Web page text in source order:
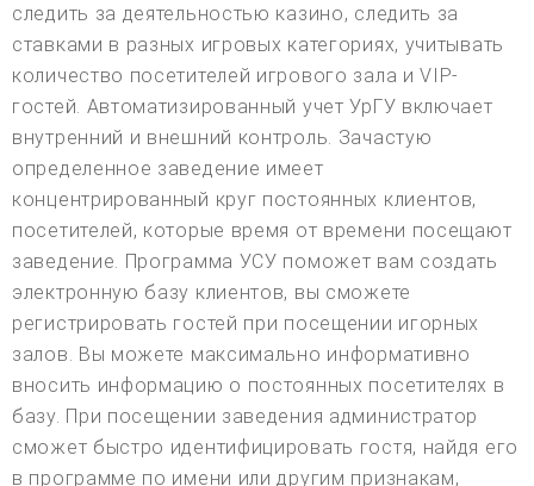
следить за деятельностью казино, следить за
ставками в разных игровых категориях, учитывать
количество посетителей игрового зала и VIP-
гостей. Автоматизированный учет УрГУ включает
внутренний и внешний контроль. Зачастую
определенное заведение имеет
концентрированный круг постоянных клиентов,
посетителей, которые время от времени посещают
заведение. Программа УСУ поможет вам создать
электронную базу клиентов, вы сможете
регистрировать гостей при посещении игорных
залов. Вы можете максимально информативно
вносить информацию о постоянных посетителях в
базу. При посещении заведения администратор
сможет быстро идентифицировать гостя, найдя его
в программе по имени или другим признакам,